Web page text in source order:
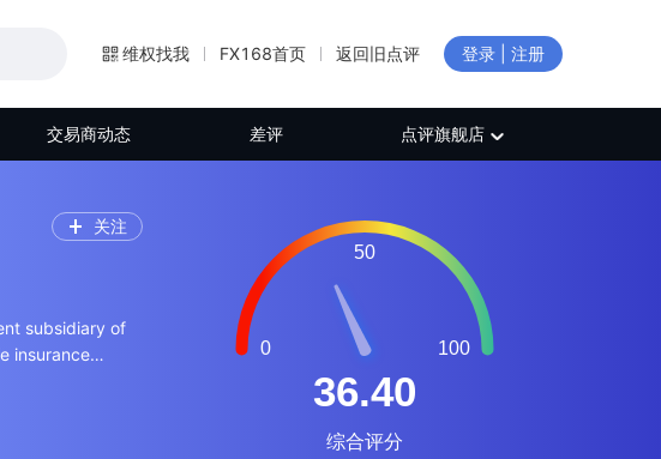
维权找我 FX168首页 返回旧点评 登录 | 注册
交易商动态 差评 点评旗舰店
关注
subsidiary of
insurance